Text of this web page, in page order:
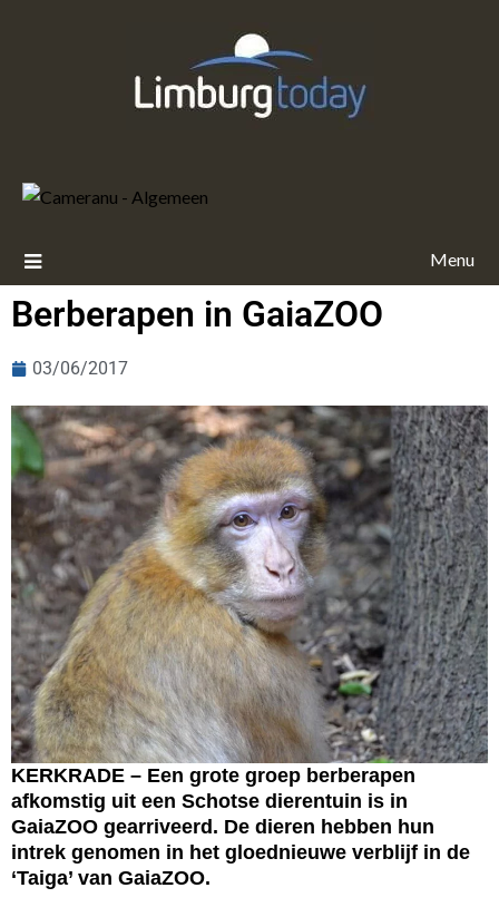
Menu
Berberapen in GaiaZOO
03/06/2017
KERKRADE – Een grote groep berberapen
afkomstig uit een Schotse dierentuin is in
GaiaZOO gearriveerd. De dieren hebben hun
intrek genomen in het gloednieuwe verblijf in de
‘Taiga’ van GaiaZOO.